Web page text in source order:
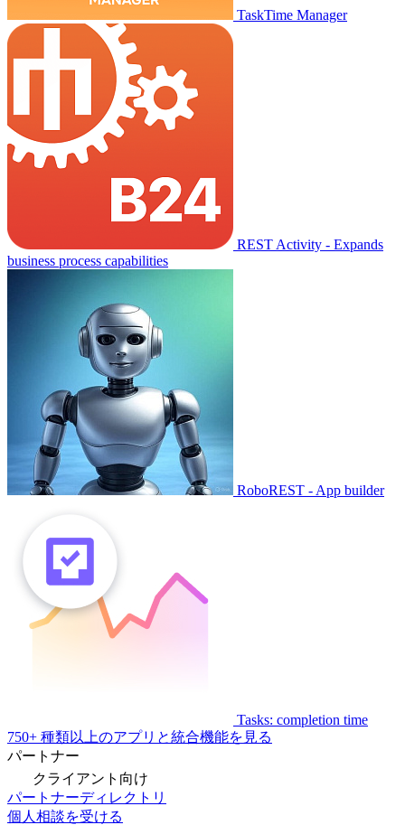
TaskTime Manager
REST Activity - Expands
business process capabilities
RoboREST - App builder
Tasks: completion time
750+ 種類以上のアプリと統合機能を見る
パートナー
クライアント向け
パートナーディレクトリ
個人相談を受ける